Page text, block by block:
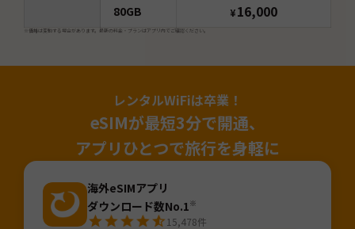
80GB ¥16,000
※価格は変動する場合があります。最新の料金・プランはアプリ内でご確認ください。
レンタルWiFiは卒業！
eSIMが最短3分で開通、
アプリひとつで旅行を身軽に
海外eSIMアプリ
ダウンロード数No.1※
15,478件